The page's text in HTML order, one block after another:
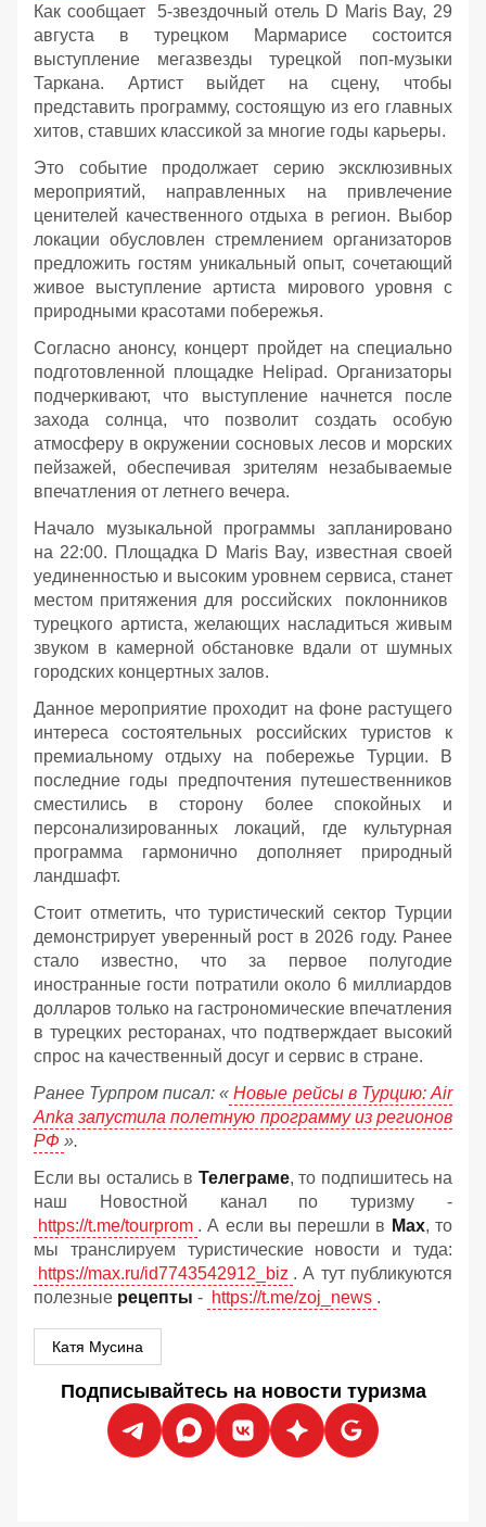
Как сообщает 5-звездочный отель D Maris Bay, 29
августа в турецком Мармарисе состоится
выступление мегазвезды турецкой поп-музыки
Таркана. Артист выйдет на сцену, чтобы
представить программу, состоящую из его главных
хитов, ставших классикой за многие годы карьеры.
Это событие продолжает серию эксклюзивных
мероприятий, направленных на привлечение
ценителей качественного отдыха в регион. Выбор
локации обусловлен стремлением организаторов
предложить гостям уникальный опыт, сочетающий
живое выступление артиста мирового уровня с
природными красотами побережья.
Согласно анонсу, концерт пройдет на специально
подготовленной площадке Helipad. Организаторы
подчеркивают, что выступление начнется после
захода солнца, что позволит создать особую
атмосферу в окружении сосновых лесов и морских
пейзажей, обеспечивая зрителям незабываемые
впечатления от летнего вечера.
Начало музыкальной программы запланировано
на 22:00. Площадка D Maris Bay, известная своей
уединенностью и высоким уровнем сервиса, станет
местом притяжения для российских поклонников
турецкого артиста, желающих насладиться живым
звуком в камерной обстановке вдали от шумных
городских концертных залов.
Данное мероприятие проходит на фоне растущего
интереса состоятельных российских туристов к
премиальному отдыху на побережье Турции. В
последние годы предпочтения путешественников
сместились в сторону более спокойных и
персонализированных локаций, где культурная
программа гармонично дополняет природный
ландшафт.
Стоит отметить, что туристический сектор Турции
демонстрирует уверенный рост в 2026 году. Ранее
стало известно, что за первое полугодие
иностранные гости потратили около 6 миллиардов
долларов только на гастрономические впечатления
в турецких ресторанах, что подтверждает высокий
спрос на качественный досуг и сервис в стране.
Ранее Турпром писал: « Новые рейсы в Турцию: Air
Anka запустила полетную программу из регионов
РФ ».
Если вы остались в Телеграме, то подпишитесь на
наш Новостной канал по туризму -
https://t.me/tourprom . А если вы перешли в Мах, то
мы транслируем туристические новости и туда:
https://max.ru/id7743542912_biz . А тут публикуются
полезные рецепты - https://t.me/zoj_news .
Катя Мусина
Подписывайтесь на новости туризма